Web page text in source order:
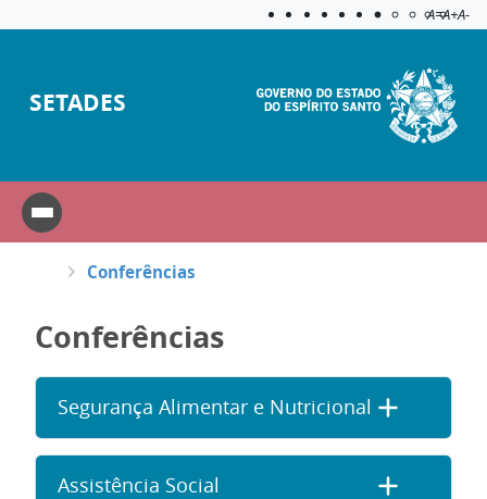
Aplicar
A=A+A-
SETADES
Conferências
Conferências
Segurança Alimentar e Nutricional
Assistência Social